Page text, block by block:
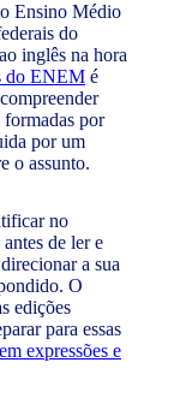
Ensino Médio
do
inglês na hora
do ENEM é
formadas por
por um
o assunto.
no
de ler e
a sua
O
edições
para essas
expressões e